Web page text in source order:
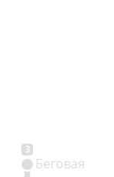
3
Беговая